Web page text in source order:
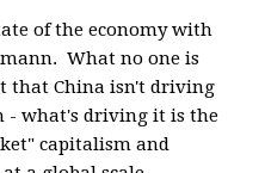
of the economy with
What no one is
that China isn't driving
- what's driving it is the
capitalism and